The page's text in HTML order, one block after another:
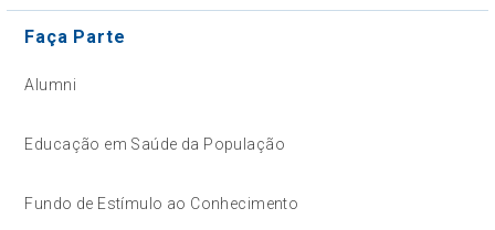
Faça Parte
Alumni
Educação em Saúde da População
Fundo de Estímulo ao Conhecimento